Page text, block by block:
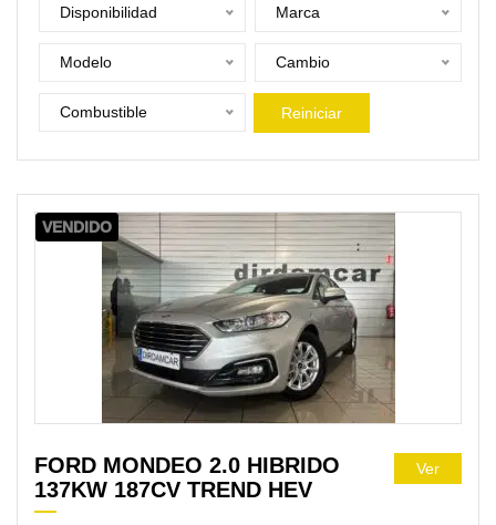
Disponibilidad Marca
Modelo Cambio
Combustible Reiniciar
VENDIDO
FORD MONDEO 2.0 HIBRIDO
137KW 187CV TREND HEV
Ver